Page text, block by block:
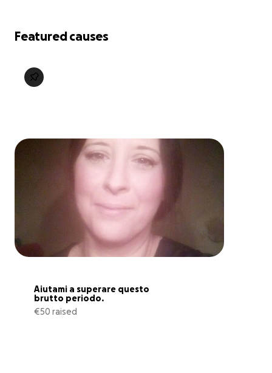
Featured causes
Aiutami a superare questo
brutto periodo.
€50 raised